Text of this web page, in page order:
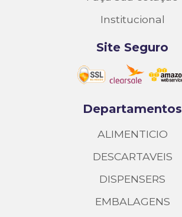
Institucional
Site Seguro
Departamentos
ALIMENTICIO
DESCARTAVEIS
DISPENSERS
EMBALAGENS